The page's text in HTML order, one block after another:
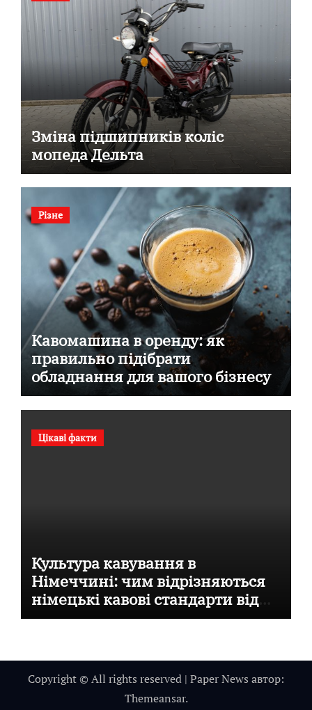
Зміна підшипників коліс
мопеда Дельта
Різне
Кавомашина в оренду: як
правильно підібрати
обладнання для вашого бізнесу
Цікаві факти
Культура кавування в
Німеччині: чим відрізняються
німецькі кавові стандарти від
італійських
Copyright © All rights reserved | Paper News автор:
Themeansar.